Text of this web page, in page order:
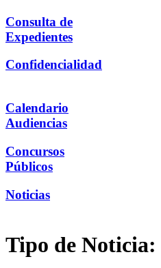
Consulta de
Expedientes
Confidencialidad
Calendario
Audiencias
Concursos
Públicos
Noticias
Tipo de Noticia: